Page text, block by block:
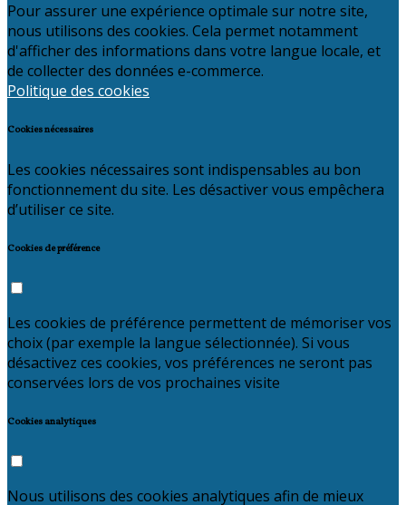
Pour assurer une expérience optimale sur notre site,
nous utilisons des cookies. Cela permet notamment
d'afficher des informations dans votre langue locale, et
de collecter des données e-commerce.
Politique des cookies
Cookies nécessaires
Les cookies nécessaires sont indispensables au bon
fonctionnement du site. Les désactiver vous empêchera
d’utiliser ce site.
Cookies de préférence
Les cookies de préférence permettent de mémoriser vos
choix (par exemple la langue sélectionnée). Si vous
désactivez ces cookies, vos préférences ne seront pas
conservées lors de vos prochaines visite
Cookies analytiques
Nous utilisons des cookies analytiques afin de mieux